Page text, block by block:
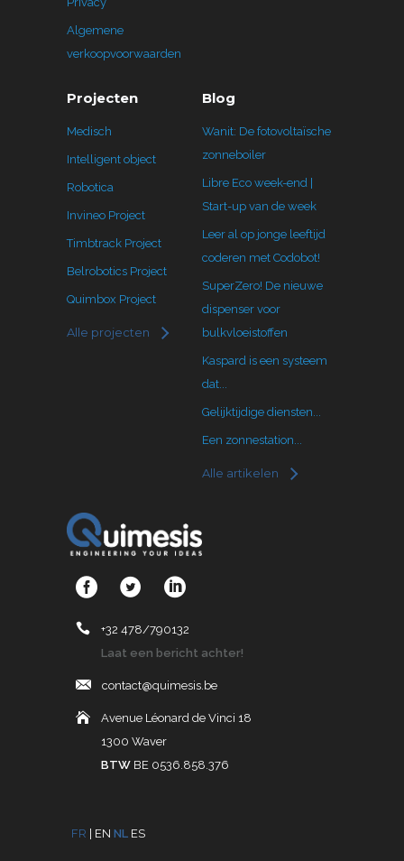
Algemene
verkoopvoorwaarden
Projecten
Medisch
Intelligent object
Robotica
Invineo Project
Timbtrack Project
Belrobotics Project
Quimbox Project
Alle projecten
Blog
Wanit: De fotovoltaïsche
zonneboiler
Libre Eco week-end |
Start-up van de week
Leer al op jonge leeftijd
coderen met Codobot!
SuperZero! De nieuwe
dispenser voor
bulkvloeistoffen
Kaspard is een systeem
dat...
Gelijktijdige diensten...
Een zonnestation...
Alle artikelen
+32 478/790132
Laat een bericht achter!
contact@quimesis.be
Avenue Léonard de Vinci 18
1300 Waver
BTW BE 0536.858.376
FR EN NL ES